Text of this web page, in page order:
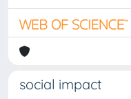
social impact